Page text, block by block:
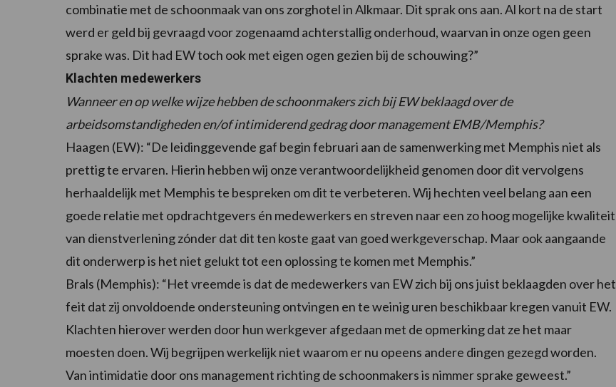
combinatie met de schoonmaak van ons zorghotel in Alkmaar. Dit sprak ons aan. Al kort na de start
werd er geld bij gevraagd voor zogenaamd achterstallig onderhoud, waarvan in onze ogen geen
sprake was. Dit had EW toch ook met eigen ogen gezien bij de schouwing?”
Klachten medewerkers
Wanneer en op welke wijze hebben de schoonmakers zich bij EW beklaagd over de
arbeidsomstandigheden en/of intimiderend gedrag door management EMB/Memphis?
Haagen (EW): “De leidinggevende gaf begin februari aan de samenwerking met Memphis niet als
prettig te ervaren. Hierin hebben wij onze verantwoordelijkheid genomen door dit vervolgens
herhaaldelijk met Memphis te bespreken om dit te verbeteren. Wij hechten veel belang aan een
goede relatie met opdrachtgevers én medewerkers en streven naar een zo hoog mogelijke kwaliteit
van dienstverlening zónder dat dit ten koste gaat van goed werkgeverschap. Maar ook aangaande
dit onderwerp is het niet gelukt tot een oplossing te komen met Memphis.”
Brals (Memphis): “Het vreemde is dat de medewerkers van EW zich bij ons juist beklaagden over het
feit dat zij onvoldoende ondersteuning ontvingen en te weinig uren beschikbaar kregen vanuit EW.
Klachten hierover werden door hun werkgever afgedaan met de opmerking dat ze het maar
moesten doen. Wij begrijpen werkelijk niet waarom er nu opeens andere dingen gezegd worden.
Van intimidatie door ons management richting de schoonmakers is nimmer sprake geweest.”